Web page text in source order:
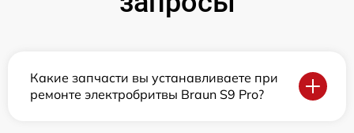
Какие запчасти вы устанавливаете при
ремонте электробритвы Braun S9 Pro?